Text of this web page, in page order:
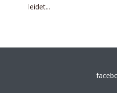
leidet...